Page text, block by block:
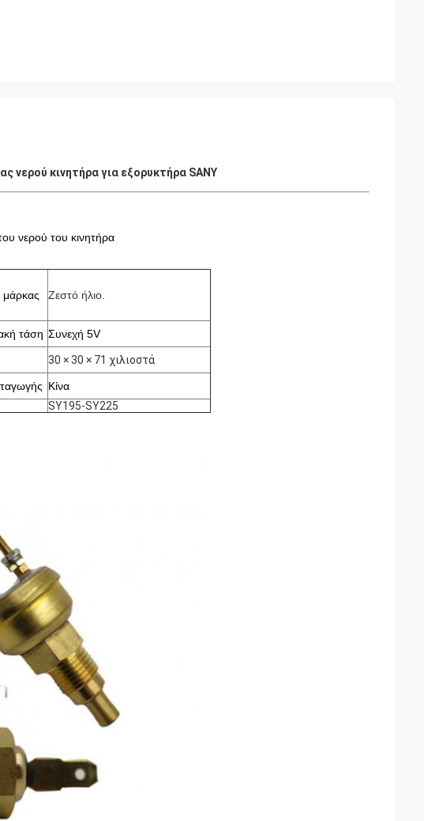
νερού κινητήρα για εξορυκτήρα SANY
νερού του κινητήρα
Ζεστό ήλιο.
τάση Συνεχή 5V
30 × 30 × 71 χιλιοστά
Κίνα
SY195-SY225